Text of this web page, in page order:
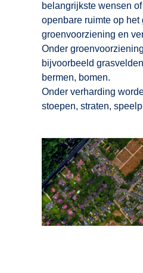
belangrijkste wensen
openbare ruimte op het
groenvoorziening en
Onder
bijvoorbeeld
bermen, bomen.
Onder verharding
stoepen, straten,